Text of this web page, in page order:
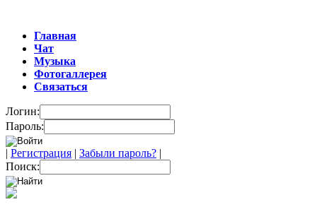
Главная
Чат
Музыка
Фотогаллерея
Связаться
Логин:
Пароль:
| Регистрация | Забыли пароль? |
Поиск: